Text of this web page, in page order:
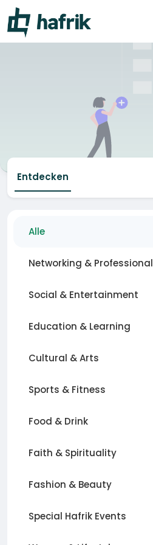
Entdecken
Alle
Networking & Professional
Social & Entertainment
Education & Learning
Cultural & Arts
Sports & Fitness
Food & Drink
Faith & Spirituality
Fashion & Beauty
Special Hafrik Events